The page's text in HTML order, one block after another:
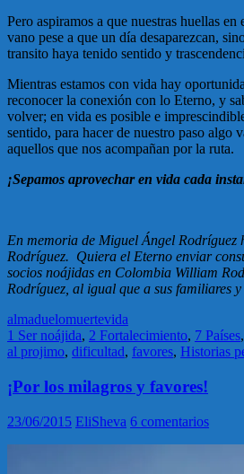
Pero aspiramos a que nuestras huellas
vano pese a que un día desaparezcan,
transito haya tenido sentido y
Mientras estamos con vida hay
reconocer la conexión con lo Eterno, y
volver; en vida es posible e
sentido, para hacer de nuestro paso algo
aquellos que nos acompañan por la ruta.
¡Sepamos aprovechar en vida cada
En memoria de Miguel Ángel Rodríguez
Rodríguez. Quiera el Eterno enviar
socios noájidas en Colombia William
Rodríguez, al igual que a sus familiares y
almaduelomuertevida
1 Ser noájida, 2 Fortalecimiento, 7 Países,
al projimo, dificultad, favores, Historias
¡Por los milagros y favores!
23/06/2015 EliSheva 6 comentarios